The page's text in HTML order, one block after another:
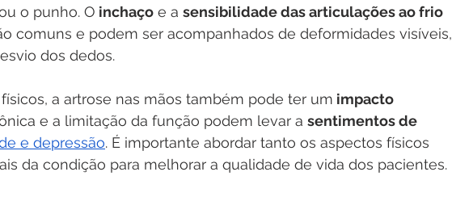
o punho. O inchaço e a sensibilidade das articulações ao frio
comuns e podem ser acompanhados de deformidades visíveis,
dos dedos.
a artrose nas mãos também pode ter um impacto
e a limitação da função podem levar a sentimentos de
e depressão. É importante abordar tanto os aspectos físicos
da condição para melhorar a qualidade de vida dos pacientes.